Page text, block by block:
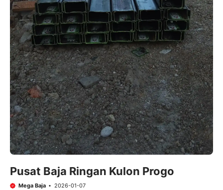
Pusat Baja Ringan Kulon Progo
Mega Baja 2026-01-07